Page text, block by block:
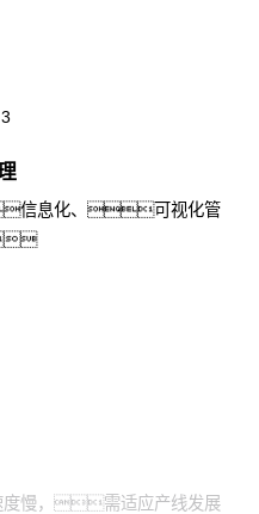
3
信息化、可视化管
度慢，需适应产线发展